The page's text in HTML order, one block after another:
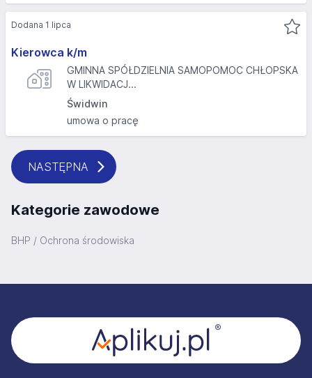
Kierowca k/m
GMINNA SPÓŁDZIELNIA SAMOPOMOC CHŁOPSKA
W LIKWIDACJ...
Świdwin
umowa o pracę
Dodana 1 lipca
NASTĘPNA
Kategorie zawodowe
BHP / Ochrona środowiska